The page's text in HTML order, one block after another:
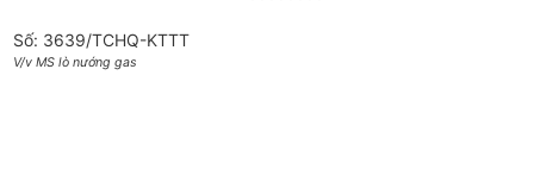
Số: 3639/TCHQ-KTTT
V/v MS lò nướng gas